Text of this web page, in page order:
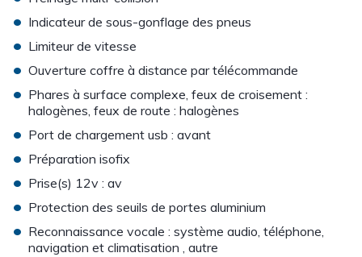
• Indicateur de sous-gonflage des pneus
• Limiteur de vitesse
• Ouverture coffre à distance par télécommande
• Phares à surface complexe, feux de croisement :
halogènes, feux de route : halogènes
• Port de chargement usb : avant
• Préparation isofix
• Prise(s) 12v : av
• Protection des seuils de portes aluminium
• Reconnaissance vocale : système audio, téléphone,
navigation et climatisation , autre